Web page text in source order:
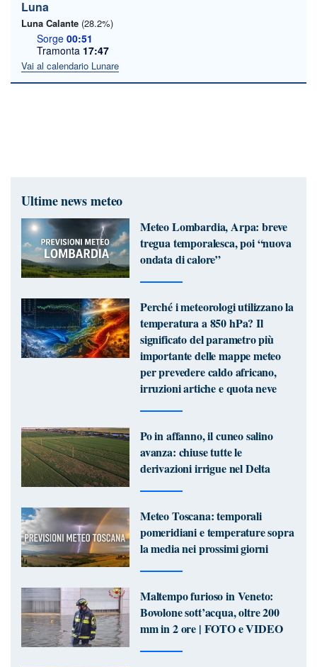
Luna
Luna Calante (28.2%)
Sorge 00:51
Tramonta 17:47
Vai al calendario Lunare
Ultime news meteo
Meteo Lombardia, Arpa: breve
tregua temporalesca, poi “nuova
ondata di calore”
Perché i meteorologi utilizzano la
temperatura a 850 hPa? Il
significato del parametro più
importante delle mappe meteo
per prevedere caldo africano,
irruzioni artiche e quota neve
Po in affanno, il cuneo salino
avanza: chiuse tutte le
derivazioni irrigue nel Delta
Meteo Toscana: temporali
pomeridiani e temperature sopra
la media nei prossimi giorni
Maltempo furioso in Veneto:
Bovolone sott’acqua, oltre 200
mm in 2 ore | FOTO e VIDEO